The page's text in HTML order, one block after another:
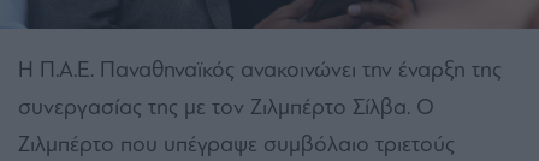
Η Π.Α.Ε. Παναθηναϊκός ανακοινώνει την έναρξη της
συνεργασίας της με τον Ζιλμπέρτο Σίλβα. Ο
Ζιλμπέρτο που υπέγραψε συμβόλαιο τριετούς